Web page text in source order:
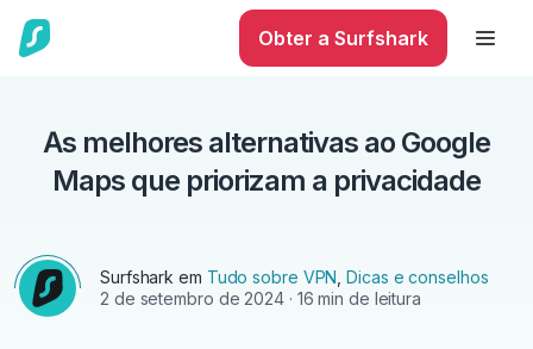
Obter a Surfshark
As melhores alternativas ao Google
Maps que priorizam a privacidade
Surfshark em Tudo sobre VPN ,Dicas e conselhos
2 de setembro de 2024· 16 min de leitura